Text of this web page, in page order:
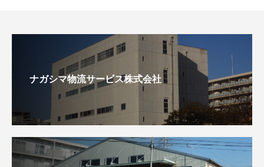
ナガシマ物流サービス株式会社